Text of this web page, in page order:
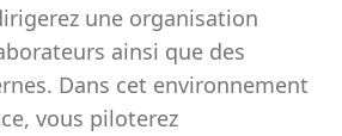
une organisation
ainsi que des
Dans cet environnement
vous piloterez